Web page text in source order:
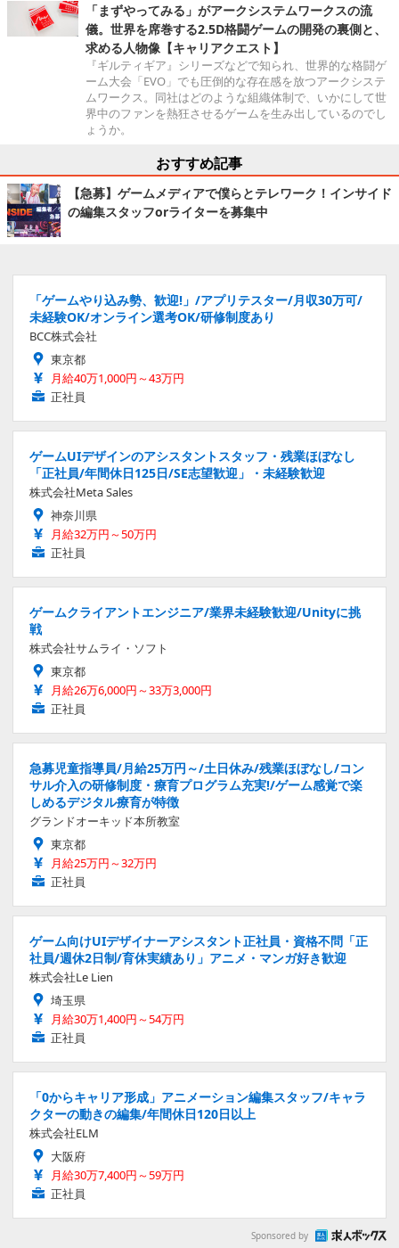
「まずやってみる」がアークシステムワークスの流
儀。世界を席巻する2.5D格闘ゲームの開発の裏側と、
求める人物像【キャリアクエスト】
『ギルティギア』シリーズなどで知られ、世界的な格闘ゲ
ーム大会「EVO」でも圧倒的な存在感を放つアークシステ
ムワークス。同社はどのような組織体制で、いかにして世
界中のファンを熱狂させるゲームを生み出しているのでし
ょうか。
おすすめ記事
【急募】ゲームメディアで僕らとテレワーク！インサイド
の編集スタッフorライターを募集中
「ゲームやり込み勢、歓迎!」/アプリテスター/月収30万可/
未経験OK/オンライン選考OK/研修制度あり
BCC株式会社
東京都
月給40万1,000円～43万円
正社員
ゲームUIデザインのアシスタントスタッフ・残業ほぼなし
「正社員/年間休日125日/SE志望歓迎」・未経験歓迎
株式会社Meta Sales
神奈川県
月給32万円～50万円
正社員
ゲームクライアントエンジニア/業界未経験歓迎/Unityに挑
戦
株式会社サムライ・ソフト
東京都
月給26万6,000円～33万3,000円
正社員
急募児童指導員/月給25万円～/土日休み/残業ほぼなし/コン
サル介入の研修制度・療育プログラム充実!/ゲーム感覚で楽
しめるデジタル療育が特徴
グランドオーキッド本所教室
東京都
月給25万円～32万円
正社員
ゲーム向けUIデザイナーアシスタント正社員・資格不問「正
社員/週休2日制/育休実績あり」アニメ・マンガ好き歓迎
株式会社Le Lien
埼玉県
月給30万1,400円～54万円
正社員
「0からキャリア形成」アニメーション編集スタッフ/キャラ
クターの動きの編集/年間休日120日以上
株式会社ELM
大阪府
月給30万7,400円～59万円
正社員
Sponsored by